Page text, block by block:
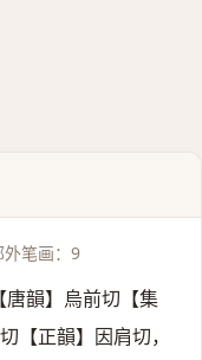
外笔画：9
【唐韻】烏前切【集
【正韻】因肩切，